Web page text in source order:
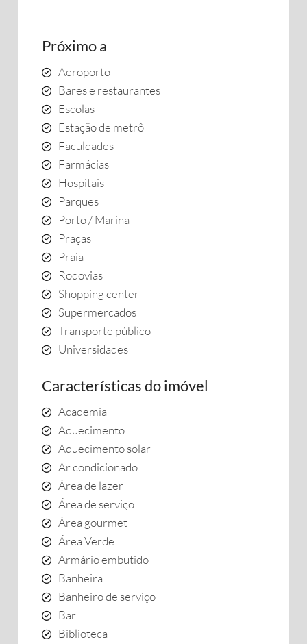
Próximo a
Aeroporto
Bares e restaurantes
Escolas
Estação de metrô
Faculdades
Farmácias
Hospitais
Parques
Porto / Marina
Praças
Praia
Rodovias
Shopping center
Supermercados
Transporte público
Universidades
Características do imóvel
Academia
Aquecimento
Aquecimento solar
Ar condicionado
Área de lazer
Área de serviço
Área gourmet
Área Verde
Armário embutido
Banheira
Banheiro de serviço
Bar
Biblioteca